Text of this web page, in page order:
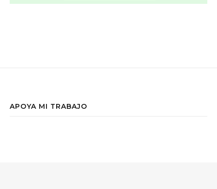
APOYA MI TRABAJO